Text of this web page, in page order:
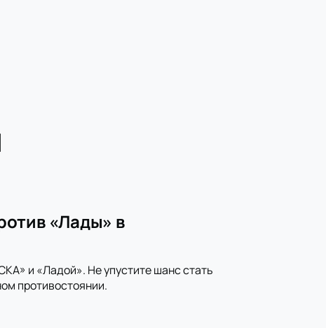
«Лады» в
и «Ладой». Не упустите шанс стать
противостоянии.